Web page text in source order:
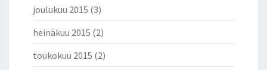
joulukuu 2015 (3)
heinäkuu 2015 (2)
toukokuu 2015 (2)